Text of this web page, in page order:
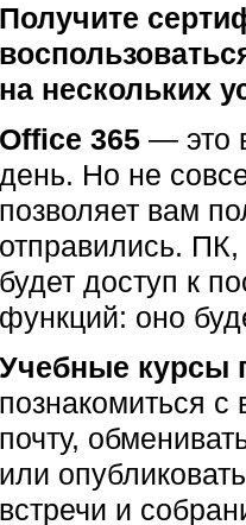
Получите
на нескольких
Office 365 — это
день. Но не
позволяет вам
отправились.
будет доступ к
функций: оно
Учебные курсы
познакомиться с
почту,
или
встречи и